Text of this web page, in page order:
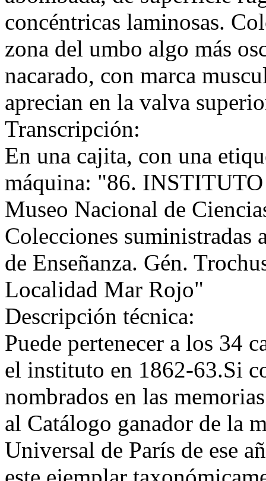
concéntricas laminosas.
zona del umbo algo más
nacarado, con marca
aprecian en la valva
Transcripción:
En una cajita, con una
máquina: "86.
Museo Nacional de
Colecciones suministradas
de Enseñanza. Gén.
Localidad Mar Rojo"
Descripción técnica:
Puede pertenecer a los 34
el instituto en 1862-63.Si
nombrados en las
al Catálogo ganador de la
Universal de París de ese